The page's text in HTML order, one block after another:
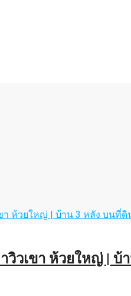
วิวเขา ห้วยใหญ่ | บ้